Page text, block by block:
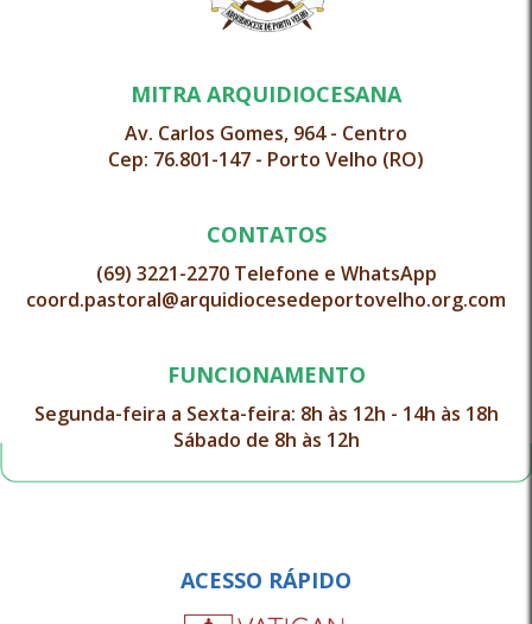
MITRA ARQUIDIOCESANA
Av. Carlos Gomes, 964 - Centro
Cep: 76.801-147 - Porto Velho (RO)
CONTATOS
(69) 3221-2270 Telefone e WhatsApp
coord.pastoral@arquidiocesedeportovelho.org.com
FUNCIONAMENTO
Segunda-feira a Sexta-feira: 8h às 12h - 14h às 18h
Sábado de 8h às 12h
ACESSO RÁPIDO